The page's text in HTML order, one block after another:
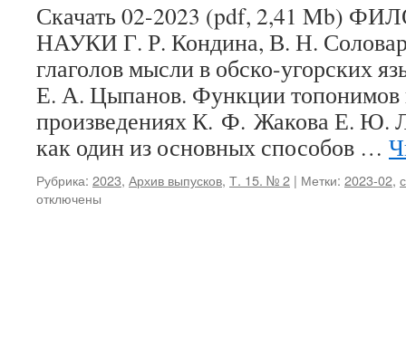
Скачать 02-2023 (pdf, 2,41 Mb)
НАУКИ Г. Р. Кондина, В. Н.
глаголов мысли в обско-угорских
Е. А. Цыпанов. Функции топонимов
произведениях К. Ф. Жакова Е. Ю.
как один из основных способов …
Рубрика: 2023, Архив выпусков, Т. 15. № 2 | Метки: 2023-02,
отключены